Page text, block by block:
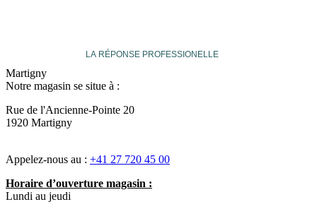
LA RÉPONSE PROFESSIONELLE
Martigny
Notre magasin se situe à :
Rue de l'Ancienne-Pointe 20
1920 Martigny
Appelez-nous au : +41 27 720 45 00
Horaire d’ouverture magasin :
Lundi au jeudi